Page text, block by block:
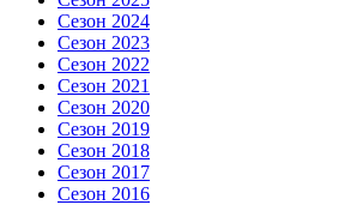
Сезон 2024
Сезон 2023
Сезон 2022
Сезон 2021
Сезон 2020
Сезон 2019
Сезон 2018
Сезон 2017
Сезон 2016